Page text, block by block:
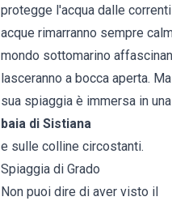
protegge l'acqua dalle
acque rimarranno sempre
mondo sottomarino
lasceranno a bocca aperta.
sua spiaggia è immersa in
baia di Sistiana
e sulle colline circostanti.
Spiaggia di Grado
Non puoi dire di aver visto il